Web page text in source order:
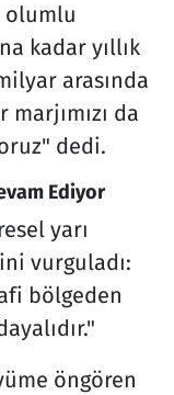
kadar yıllık
arasında
da
dedi.
Ediyor
yarı
vurguladı:
bölgeden
öngören